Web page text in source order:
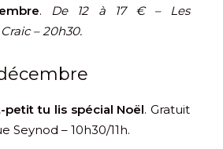
. De 12 à 17 € – Les
– 20h30.
petit tu lis spécial Noël. Gratuit
Seynod – 10h30/11h.